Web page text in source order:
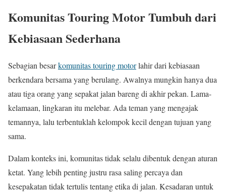
Komunitas Touring Motor Tumbuh dari
Kebiasaan Sederhana
Sebagian besarkomunitas touring motorlahir dari kebiasaan
berkendara bersama yang berulang. Awalnya mungkin hanya dua
atau tiga orang yang sepakat jalan bareng di akhir pekan. Lama-
kelamaan, lingkaran itu melebar. Ada teman yang mengajak
temannya, lalu terbentuklah kelompok kecil dengan tujuan yang
sama.
Dalam konteks ini, komunitas tidak selalu dibentuk dengan aturan
ketat. Yang lebih penting justru rasa saling percaya dan
kesepakatan tidak tertulis tentang etika di jalan. Kesadaran untuk